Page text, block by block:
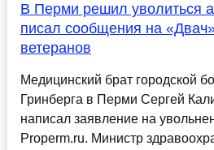
В Перми решил уволиться
писал сообщения на
ветеранов
Медицинский брат городской
Гринберга в Перми Сергей
написал заявление на
Properm.ru. Министр